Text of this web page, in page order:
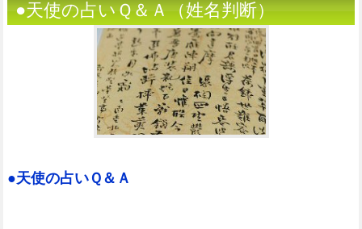
●天使の占いＱ＆Ａ（姓名判断）
●天使の占いＱ＆Ａ